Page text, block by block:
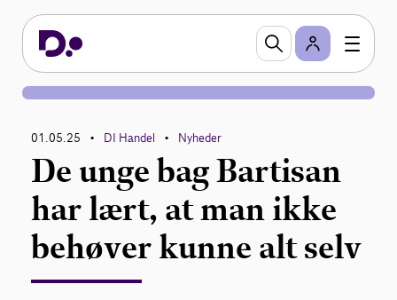
01.05.25 • DI Handel • Nyheder
De unge bag Bartisan
har lært, at man ikke
behøver kunne alt selv